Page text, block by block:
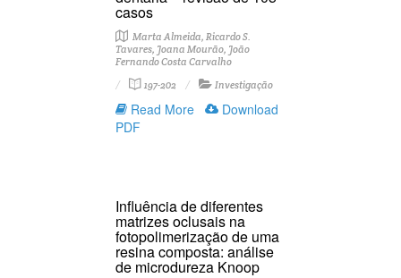
casos
Marta Almeida, Ricardo S.
Tavares, Joana Mourão, João
Fernando Costa Carvalho
197-202
Investigação
Read More
Download
PDF
Influência de diferentes
matrizes oclusais na
fotopolimerização de uma
resina composta: análise
de microdureza Knoop